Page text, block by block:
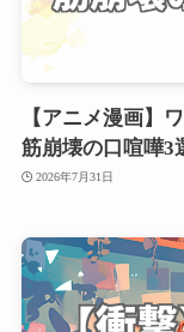
【アニメ漫画】
筋崩壊の口喧嘩3
2026年7月31日